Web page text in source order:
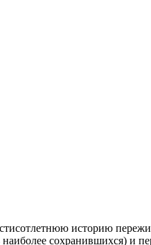
историю
сохранившихся) и